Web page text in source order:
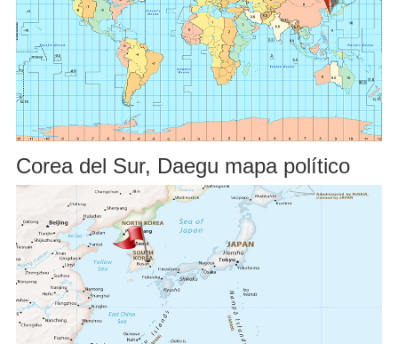
Corea del Sur, Daegu mapa político